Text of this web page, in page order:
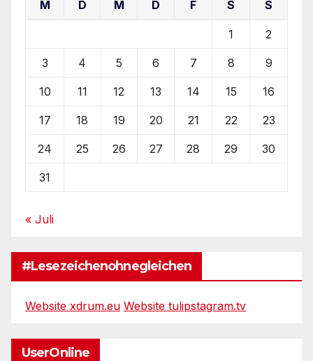
M D M D F S S
1 2
3 4 5 6 7 8 9
10 11 12 13 14 15 16
17 18 19 20 21 22 23
24 25 26 27 28 29 30
31
« Juli
#Lesezeichenohnegleichen
Website xdrum.eu Website tulipstagram.tv
UserOnline